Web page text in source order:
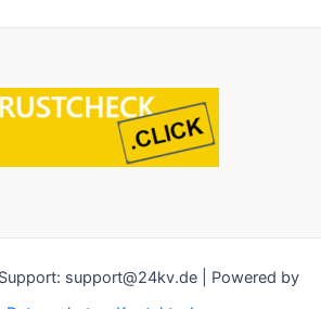
support@24kv.de | Powered by